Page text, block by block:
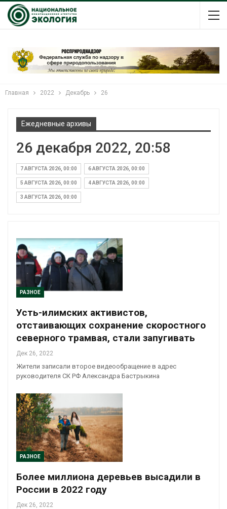
Главная 2022 Декабрь 26
Ежедневные архивы
26 декабря 2022, 20:58
7 АВГУСТА 2026, 00:00 6 АВГУСТА 2026, 00:00
5 АВГУСТА 2026, 00:00 4 АВГУСТА 2026, 00:00
3 АВГУСТА 2026, 00:00
РАЗНОЕ
Усть-илимских активистов,
отстаивающих сохранение скоростного
северного трамвая, стали запугивать
Дек 26, 2022
Жители записали второе видеообращение в адрес
руководителя СК РФ Александра Бастрыкина
РАЗНОЕ
Более миллиона деревьев высадили в
России в 2022 году
Дек 26, 2022